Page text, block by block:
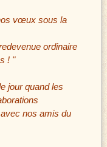
vœux sous la
ordinaire
! "
jour quand les
nos amis du